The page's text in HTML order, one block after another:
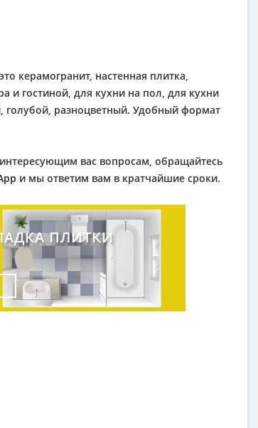
керамогранит, настенная плитка,
и гостиной, для кухни на пол, для кухни
разноцветный. Удобный формат
вас вопросам, обращайтесь
и мы ответим вам в кратчайшие сроки.
ПЛИТКИ